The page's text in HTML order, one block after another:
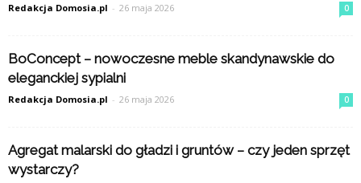
Redakcja Domosia.pl - 26 maja 2026 0
BoConcept – nowoczesne meble skandynawskie do
eleganckiej sypialni
Redakcja Domosia.pl - 26 maja 2026 0
Agregat malarski do gładzi i gruntów – czy jeden sprzęt
wystarczy?